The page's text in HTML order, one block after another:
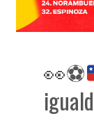
👀⚽